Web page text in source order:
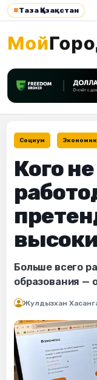
#Таза Қазақстан
Социум
Кого
Больше всего
образования —
Жулдызхан